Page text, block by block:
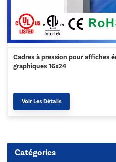
Cadres à pression pour affiches
graphiques 16x24
Voir Les Détails
Catégories